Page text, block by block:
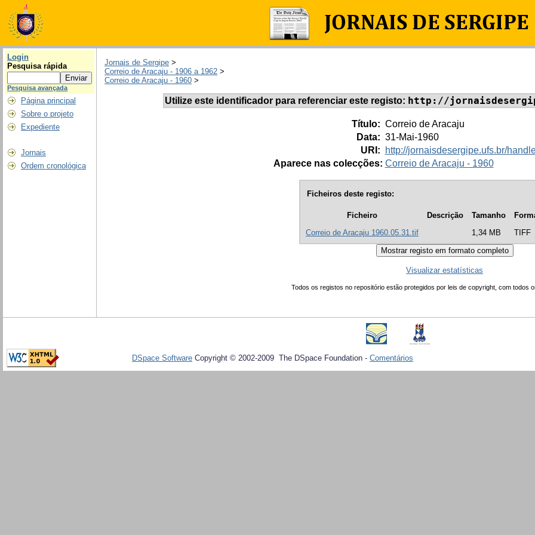
Login
Pesquisa rápida
Pesquisa avançada
Página principal
Sobre o projeto
Expediente
Jornais
Ordem cronológica
Jornais de Sergipe >
Correio de Aracaju - 1906 a 1962 >
Correio de Aracaju - 1960 >
Utilize este identificador para referenciar este registo: http://
Título: Correio de Aracaju
Data: 31-Mai-1960
URI:
http://jornaisdesergipe.ufs.br/
Aparece nas colecções: Correio de Aracaju - 1960
Ficheiros deste registo:
Ficheiro Descrição Tamanho
Correio de Aracaju 1960.05.31.tif
1,34 MB TIFF
Visualizar estatísticas
Todos os registos no repositório estão protegidos por leis de copyright, com todos
DSpace Software Copyright © 2002-2009 The DSpace Foundation - Comentários